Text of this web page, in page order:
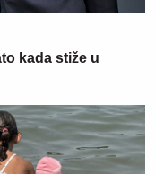
kada stiže u